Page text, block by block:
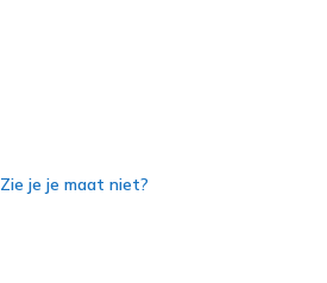
Zie je je maat niet?